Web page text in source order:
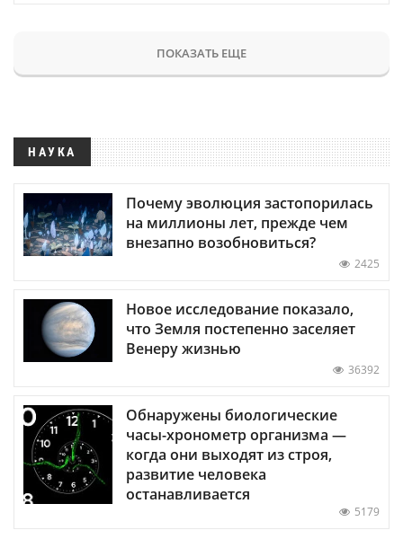
ПОКАЗАТЬ ЕЩЕ
НАУКА
Почему эволюция застопорилась
на миллионы лет, прежде чем
внезапно возобновиться?
2425
Новое исследование показало,
что Земля постепенно заселяет
Венеру жизнью
36392
Обнаружены биологические
часы-хронометр организма —
когда они выходят из строя,
развитие человека
останавливается
5179